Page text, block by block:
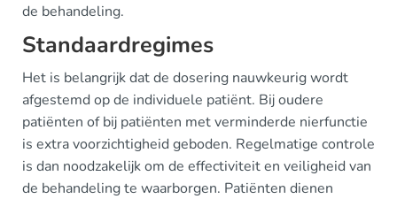
de behandeling.
Standaardregimes
Het is belangrijk dat de dosering nauwkeurig wordt
afgestemd op de individuele patiënt. Bij oudere
patiënten of bij patiënten met verminderde nierfunctie
is extra voorzichtigheid geboden. Regelmatige controle
is dan noodzakelijk om de effectiviteit en veiligheid van
de behandeling te waarborgen. Patiënten dienen